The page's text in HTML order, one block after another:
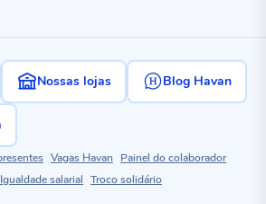
Nossas lojas Blog Havan
Vagas Havan
Painel do colaborador
Igualdade salarial Troco solidário